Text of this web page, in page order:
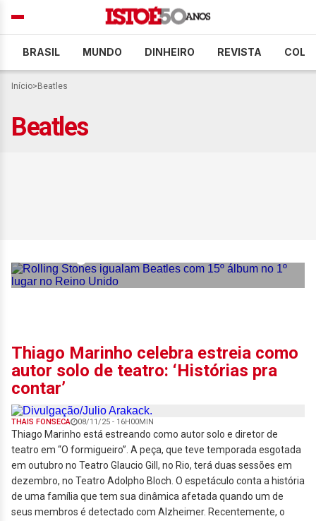
BRASIL MUNDO DINHEIRO REVISTA
Início> Beatles
Beatles
Thiago Marinho celebra estreia como
autor solo de teatro: ‘Histórias pra
contar’
THAIS FONSECA 08/11/25 - 16H00MIN
Thiago Marinho está estreando como autor solo e diretor de
teatro em “O formigueiro”. A peça, que teve temporada esgotada
em outubro no Teatro Glaucio Gill, no Rio, terá duas sessões em
dezembro, no Teatro Adolpho Bloch. O espetáculo conta a história
de uma família que tem sua dinâmica afetada quando um de
seus membros é detectado com Alzheimer. Recentemente, o